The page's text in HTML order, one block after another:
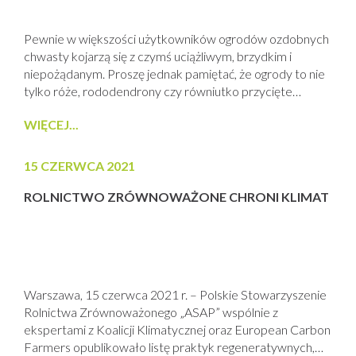
Pewnie w większości użytkowników ogrodów ozdobnych
chwasty kojarzą się z czymś uciążliwym, brzydkim i
niepożądanym. Proszę jednak pamiętać, że ogrody to nie
tylko róże, rododendrony czy równiutko przycięte
golfowych. Ogród to także część natury a jak natura to
o tak żywych kolorach jak złocienie, maki,...
WIĘCEJ...
15 CZERWCA 2021
ROLNICTWO ZRÓWNOWAŻONE CHRONI KLIMAT
Warszawa, 15 czerwca 2021 r. – Polskie Stowarzyszenie
Rolnictwa Zrównoważonego „ASAP” wspólnie z
ekspertami z Koalicji Klimatycznej oraz European Carbon
Farmers opublikowało listę praktyk regeneratywnych,